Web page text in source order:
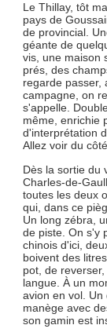
Le Thillay, tôt
pays de
de provincial.
géante de
vis, une maison
prés, des
regarde passer,
campagne, on
s'appelle.
même, enrichie
d'interprétation
Allez voir du
Dès la sortie du
Charles-de-
toutes les deux
qui, dans ce
Un long zébra,
de piste. On s'y
chinois d'ici,
boivent des
pot, de
langue. À un
avion en vol.
manège avec
son gamin est